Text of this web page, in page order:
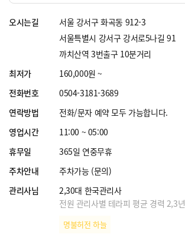
오시는길
서울 강서구 화곡동 912-3
서울특별시 강서구 강서로5나길 91
까치산역 3번출구 10분거리
최저가
160,000원 ~
전화번호
0504-3181-3689
연락방법
전화/문자 예약 모두 가능합니다.
영업시간
11:00 ~ 05:00
휴무일
365일 연중무휴
주차안내
주차가능 (문의)
관리사님
2,30대 한국관리사
전원 관리사별 테라피 평균 경력 2,3년
명불허전 하늘